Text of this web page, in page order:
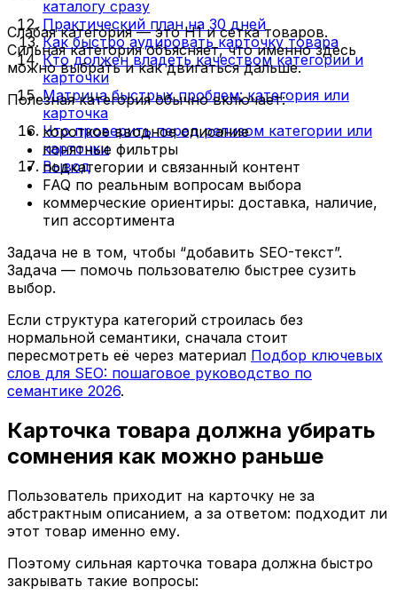
каталогу сразу
Практический план на 30 дней
Как быстро аудировать карточку товара
Кто должен владеть качеством категории и
карточки
Матрица быстрых проблем: категория или
карточка
Что проверить перед релизом категории или
карточки
Вывод
Слабая категория — это H1 и сетка товаров.
Сильная категория объясняет, что именно здесь
можно выбрать и как двигаться дальше.
Полезная категория обычно включает:
короткое вводное описание
понятные фильтры
подкатегории и связанный контент
FAQ по реальным вопросам выбора
коммерческие ориентиры: доставка, наличие,
тип ассортимента
Задача не в том, чтобы “добавить SEO-текст”.
Задача — помочь пользователю быстрее сузить
выбор.
Если структура категорий строилась без
нормальной семантики, сначала стоит
пересмотреть её через материал Подбор ключевых
слов для SEO: пошаговое руководство по
семантике 2026.
Карточка товара должна убирать
сомнения как можно раньше
Пользователь приходит на карточку не за
абстрактным описанием, а за ответом: подходит ли
этот товар именно ему.
Поэтому сильная карточка товара должна быстро
закрывать такие вопросы: